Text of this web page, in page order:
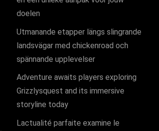
doelen
Utmanande etapper längs slingrande
landsvägar med chickenroad och
spännande upplevelser
Adventure awaits players exploring
Grizzlysquest and its immersive
storyline today
Lactualité parfaite examine le